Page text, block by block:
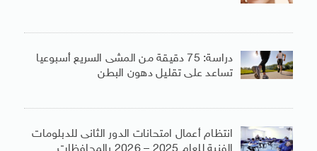
دراسة: 75 دقيقة من المشى السريع أسبوعيا
تساعد على تقليل دهون البطن
انتظام أعمال امتحانات الدور الثانى للدبلومات